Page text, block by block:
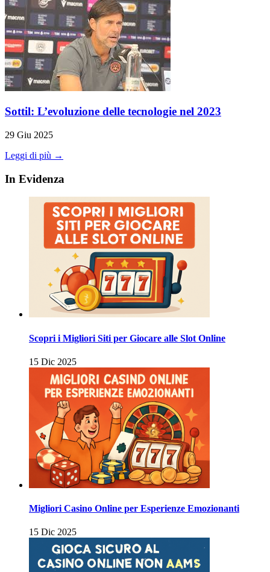
Sottil: L’evoluzione delle tecnologie nel 2023
29 Giu 2025
Leggi di più →
In Evidenza
Scopri i Migliori Siti per Giocare alle Slot Online
15 Dic 2025
Migliori Casino Online per Esperienze Emozionanti
15 Dic 2025